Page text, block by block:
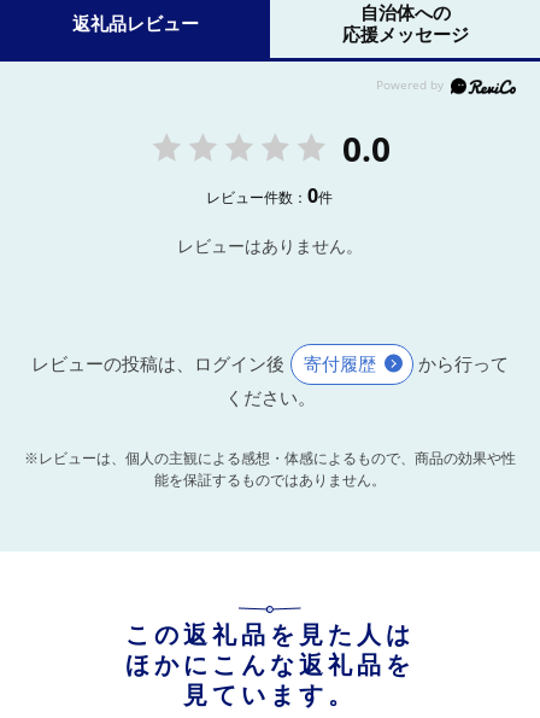
返礼品レビュー
自治体への
応援メッセージ
0.0
レビュー件数：0件
レビューはありません。
レビューの投稿は、ログイン後 寄付履歴
から行って
ください。
※レビューは、個人の主観による感想・体感によるもので、商品の効果や性
能を保証するものではありません。
この返礼品を見た人は
ほかにこんな返礼品を
見ています。